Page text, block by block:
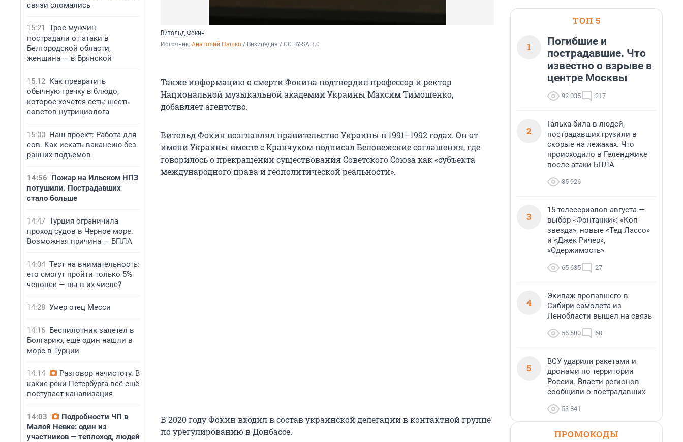
связи сломались
15:21 Трое мужчин
пострадали от атаки в
Белгородской области,
женщина — в Брянской
15:12 Как превратить
обычную гречку в блюдо,
которое хочется есть: шесть
советов нутрициолога
15:00 Наш проект: Работа для
сов. Как искать вакансию без
ранних подъемов
14:56 Пожар на Ильском НПЗ
потушили. Пострадавших
стало больше
14:47 Турция ограничила
проход судов в Черное море.
Возможная причина — БПЛА
14:34 Тест на внимательность:
его смогут пройти только 5%
человек — вы в их числе?
14:28 Умер отец Месси
14:16 Беспилотник залетел в
Болгарию, ещё один нашли в
море в Турции
14:14
Разговор начистоту. В
какие реки Петербурга всё ещё
поступает канализация
14:03
Подробности ЧП в
Малой Невке: один из
участников — теплоход, людей
Витольд Фокин
Источник: Анатолий Пашко / Википедия / CC BY-SA 3.0
Также информацию о смерти Фокина подтвердил профессор и ректор
Национальной музыкальной академии Украины Максим Тимошенко,
добавляет агентство.
Витольд Фокин возглавлял правительство Украины в 1991–1992 годах. Он от
имени Украины вместе с Кравчуком подписал Беловежские соглашения, где
говорилось о прекращении существования Советского Союза как «субъекта
международного права и геополитической реальности».
В 2020 году Фокин входил в состав украинской делегации в контактной группе
по урегулированию в Донбассе.
ТОП 5
1
Погибшие и
пострадавшие. Что
известно о взрыве в
центре Москвы
92 035 217
2
Галька била в людей,
пострадавших грузили в
скорые на лежаках. Что
происходило в Геленджике
после атаки БПЛА
85 926
3
15 телесериалов августа —
выбор «Фонтанки»: «Коп-
звезда», новые «Тед Лассо»
и «Джек Ричер»,
«Одержимость»
65 635 27
4
Экипаж пропавшего в
Сибири самолета из
Ленобласти вышел на связь
56 580 60
5
ВСУ ударили ракетами и
дронами по территории
России. Власти регионов
сообщили о пострадавших
53 841
ПРОМОКОДЫ